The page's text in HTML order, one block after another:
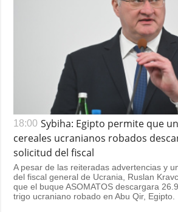
18:00 Sybiha: Egipto permite que
cereales ucranianos robados
solicitud del fiscal
A pesar de las reiteradas advertencias y
del fiscal general de Ucrania, Ruslan
que el buque ASOMATOS descargara
trigo ucraniano robado en Abu Qir, Egipto.